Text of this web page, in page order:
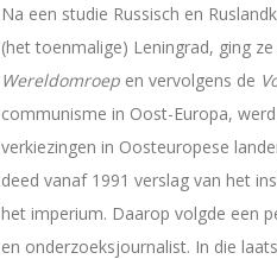
Na een studie Russisch en
(het toenmalige) Leningrad, ging
Wereldomroep en vervolgens de
communisme in Oost-Europa,
verkiezingen in Oosteuropese
deed vanaf 1991 verslag van het
het imperium. Daarop volgde een
en onderzoeksjournalist. In die